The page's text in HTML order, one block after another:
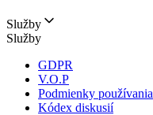
Služby
Služby
GDPR
V.O.P
Podmienky používania
Kódex diskusií